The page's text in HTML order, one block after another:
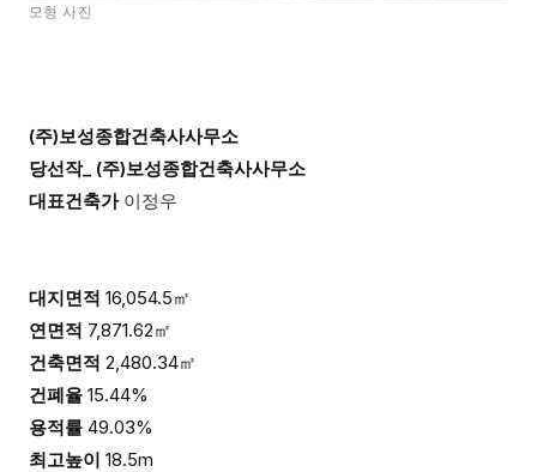
모형 사진
(주)보성종합건축사사무소
당선작_ (주)보성종합건축사사무소
대표건축가 이정우
대지면적 16,054.5㎡
연면적 7,871.62㎡
건축면적 2,480.34㎡
건폐율 15.44%
용적률 49.03%
최고높이 18.5m